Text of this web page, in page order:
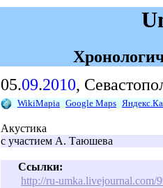
05.09.2010,
WikiMapia Google Maps
Акустика
с участием А. Таюшева
Ссылки:
http://ru-umka.livejournal.com/